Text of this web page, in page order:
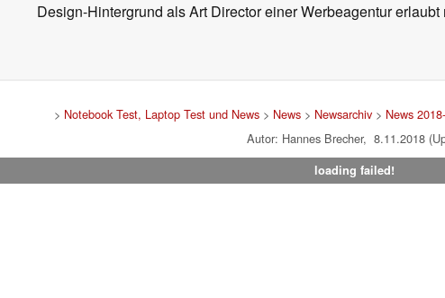
Design-Hintergrund als Art Director einer Werbeagentur
> Notebook Test, Laptop Test und News> News> Newsarchiv> News
Autor: Hannes Brecher, 8.11.2018
loading failed!